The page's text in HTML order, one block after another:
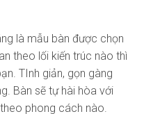
là mẫu bàn được chọn
theo lối kiến trúc nào thì
TInh giản, gọn gàng
Bàn sẽ tự hài hòa với
phong cách nào.